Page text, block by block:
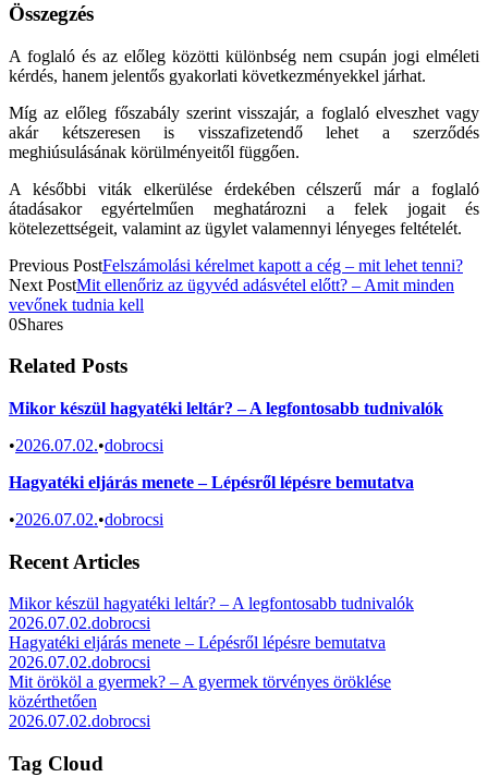
Összegzés
A foglaló és az előleg közötti különbség nem csupán jogi elméleti
kérdés, hanem jelentős gyakorlati következményekkel járhat.
Míg az előleg főszabály szerint visszajár, a foglaló elveszhet vagy
akár kétszeresen is visszafizetendő lehet a szerződés
meghiúsulásának körülményeitől függően.
A későbbi viták elkerülése érdekében célszerű már a foglaló
átadásakor egyértelműen meghatározni a felek jogait és
kötelezettségeit, valamint az ügylet valamennyi lényeges feltételét.
Previous PostFelszámolási kérelmet kapott a cég – mit lehet tenni?
Next PostMit ellenőriz az ügyvéd adásvétel előtt? – Amit minden
vevőnek tudnia kell
0Shares
Related Posts
Mikor készül hagyatéki leltár? – A legfontosabb tudnivalók
•2026.07.02.•dobrocsi
Hagyatéki eljárás menete – Lépésről lépésre bemutatva
•2026.07.02.•dobrocsi
Recent Articles
Mikor készül hagyatéki leltár? – A legfontosabb tudnivalók
2026.07.02.dobrocsi
Hagyatéki eljárás menete – Lépésről lépésre bemutatva
2026.07.02.dobrocsi
Mit örököl a gyermek? – A gyermek törvényes öröklése
közérthetően
2026.07.02.dobrocsi
Tag Cloud